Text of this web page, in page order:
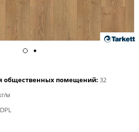
общественных помещений: 32
м
DPL